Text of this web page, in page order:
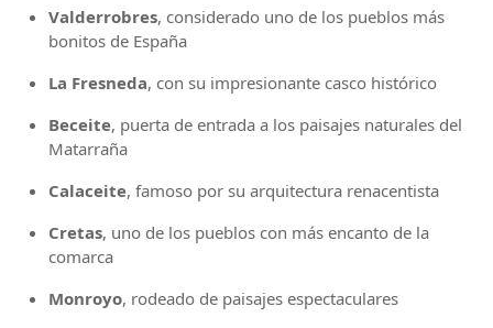
Valderrobres, considerado uno de los pueblos más
bonitos de España
La Fresneda, con su impresionante casco histórico
Beceite, puerta de entrada a los paisajes naturales del
Matarraña
Calaceite, famoso por su arquitectura renacentista
Cretas, uno de los pueblos con más encanto de la
comarca
Monroyo, rodeado de paisajes espectaculares